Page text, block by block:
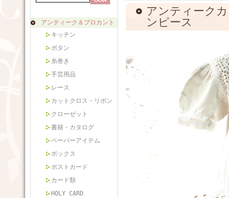
アンティーク＆ブロカント
キッチン
ボタン
糸巻き
手芸用品
レース
カットクロス・リボン
クローゼット
書籍・カタログ
ペーパーアイテム
ボックス
ポストカード
カード類
HOLY CARD
アンティーク
ンピース